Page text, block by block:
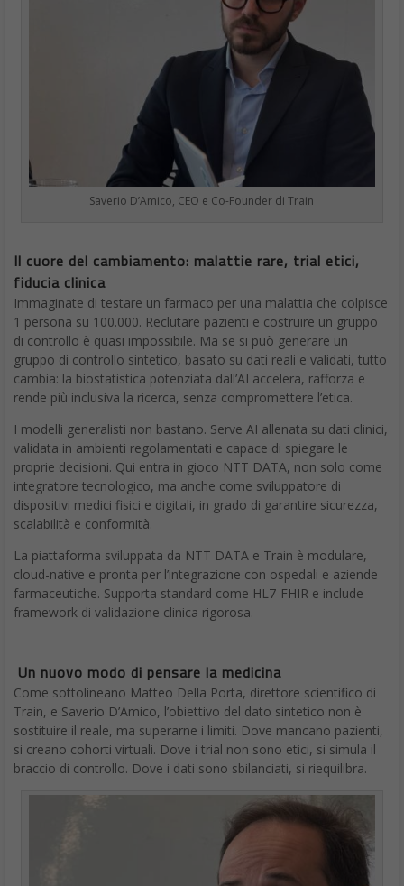
Saverio D’Amico, CEO e Co-Founder di Train
Il cuore del cambiamento: malattie rare, trial etici,
fiducia clinica
Immaginate di testare un farmaco per una malattia che colpisce
1 persona su 100.000. Reclutare pazienti e costruire un gruppo
di controllo è quasi impossibile. Ma se si può generare un
gruppo di controllo sintetico, basato su dati reali e validati, tutto
cambia: la biostatistica potenziata dall’AI accelera, rafforza e
rende più inclusiva la ricerca, senza compromettere l’etica.
I modelli generalisti non bastano. Serve AI allenata su dati clinici,
validata in ambienti regolamentati e capace di spiegare le
proprie decisioni. Qui entra in gioco NTT DATA, non solo come
integratore tecnologico, ma anche come sviluppatore di
dispositivi medici fisici e digitali, in grado di garantire sicurezza,
scalabilità e conformità.
La piattaforma sviluppata da NTT DATA e Train è modulare,
cloud-native e pronta per l’integrazione con ospedali e aziende
farmaceutiche. Supporta standard come HL7-FHIR e include
framework di validazione clinica rigorosa.
Un nuovo modo di pensare la medicina
Come sottolineano Matteo Della Porta, direttore scientifico di
Train, e Saverio D’Amico, l’obiettivo del dato sintetico non è
sostituire il reale, ma superarne i limiti. Dove mancano pazienti,
si creano cohorti virtuali. Dove i trial non sono etici, si simula il
braccio di controllo. Dove i dati sono sbilanciati, si riequilibra.